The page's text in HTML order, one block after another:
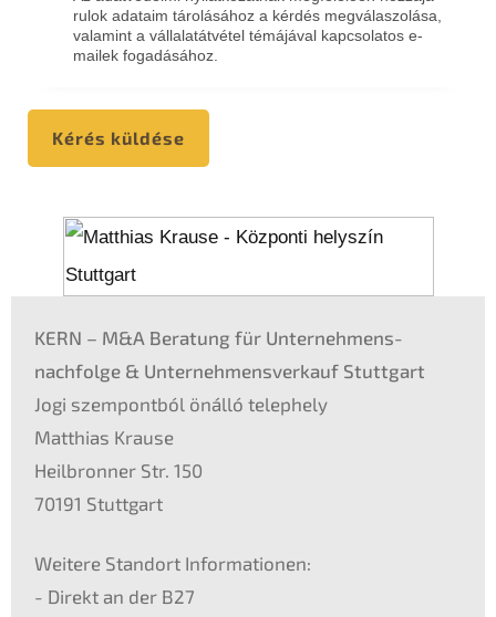
ru­lok adata­im tárolá­sá­hoz a kérdés megvá­las­zolá­sa,
valami­nt a vállala­tát­vé­tel témájá­val kapcso­la­tos e-
mailek fogadásához.
Kérés küldé­se
KERN – M&A Beratung für Unternehmens­
nachfolge & Unter­nehmens­verkauf Stutt­gart
Jogi szempontból önálló teleph­e­ly
Matthi­as Krause
Heilbron­ner Str. 150
70191 Stutt­gart
Weite­re Stand­ort Infor­ma­tio­nen:
- Direkt an der B27